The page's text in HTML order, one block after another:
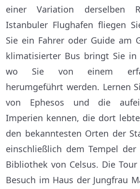
einer Variation derselben
Istanbuler Flughafen fliegen
Sie ein Fahrer oder Guide am
klimatisierter Bus bringt Sie
wo Sie von einem
herumgeführt werden. Lernen
von Ephesos und die
Imperien kennen, die dort
den bekanntesten Orten der
einschließlich dem Tempel
Bibliothek von Celsus. Die
Besuch im Haus der Jungfrau